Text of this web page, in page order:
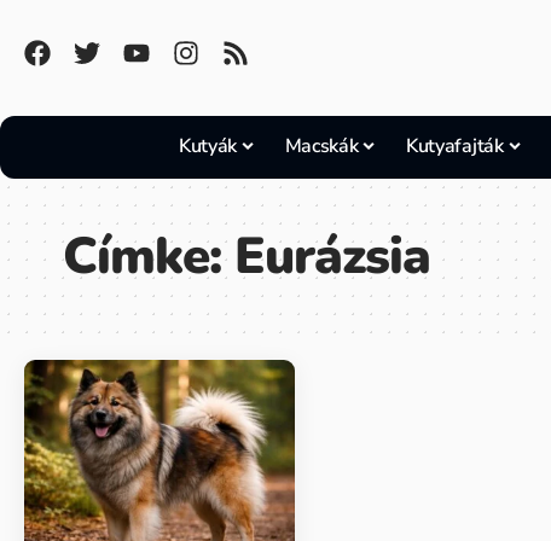
Kutyák Macskák Kutyafajták
Címke:Eurázsia